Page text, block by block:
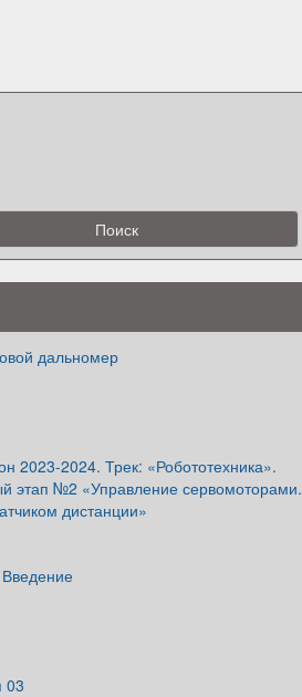
дальномер
2023-2024. Трек: «Робототехника».
этап №2 «Управление сервомоторами.
дистанции»
03